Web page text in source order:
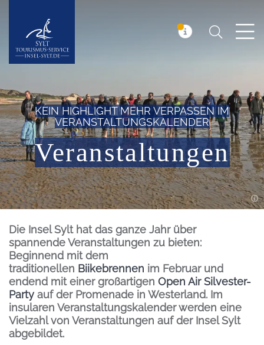
Insel Sylt Suchen
KEIN HIGHLIGHT MEHR VERPASSEN IM
VERANSTALTUNGSKALENDER
Veranstaltungen
Einleitung
Die Insel Sylt hat das ganze Jahr über
spannende Veranstaltungen zu bieten:
Beginnend mit dem
traditionellen Biikebrennen im Februar und
endend mit einer großartigen Open Air Silvester-
Partyauf der Promenade in Westerland. Im
insularen Veranstaltungskalender werden eine
Vielzahl von Veranstaltungen auf der Insel Sylt
abgebildet.